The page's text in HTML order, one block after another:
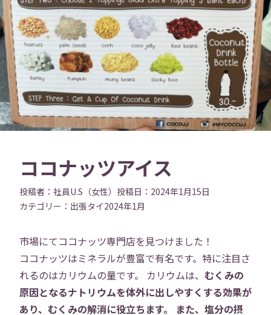
ココナッツアイス
投稿者： 社員U.S（女性） 投稿日： 2024年1月15日
カテゴリー： 出張タイ2024年1月
市場にてココナッツ専門店を見つけました！
ココナッツはミネラルが豊富で有名です。特に注目さ
れるのはカリウムの量です。 カリウムは、 むくみの
原因となるナトリウムを体外に出しやすくする効果が
あり、むくみの解消に役立ちます。
また、塩分の摂